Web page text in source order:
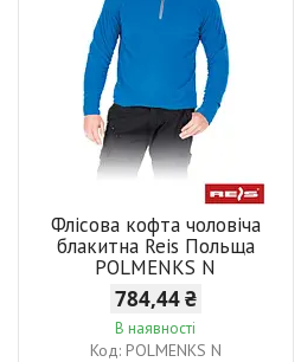
Флісова кофта чоловіча
блакитна Reis Польща
POLMENKS N
784,44 ₴
В наявності
POLMENKS N